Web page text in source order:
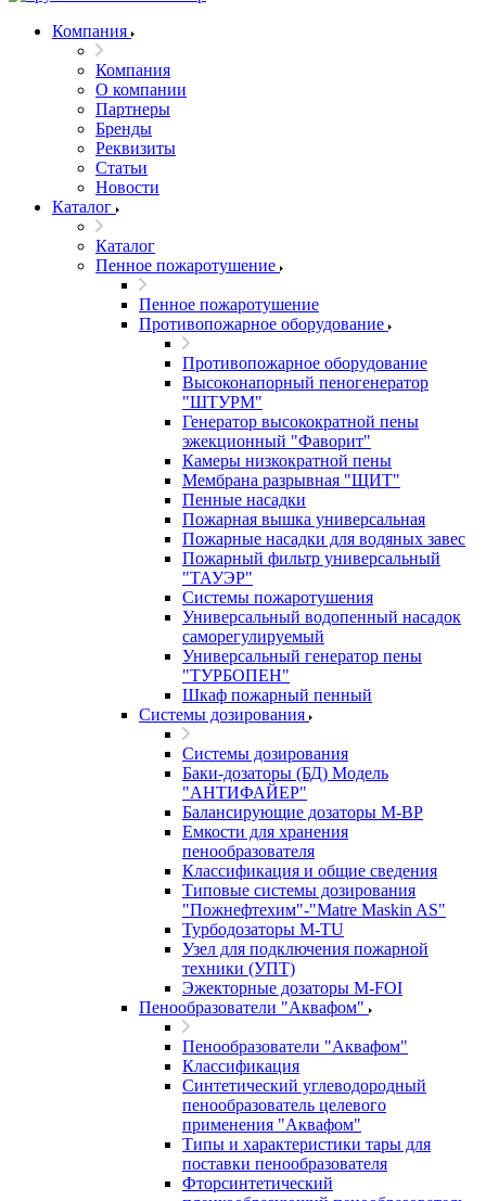
Компания
Компания
О компании
Партнеры
Бренды
Реквизиты
Статьи
Новости
Каталог
Каталог
Пенное пожаротушение
Пенное пожаротушение
Противопожарное оборудование
Противопожарное оборудование
Высоконапорный пеногенератор
"ШТУРМ"
Генератор высокократной пены
эжекционный "Фаворит"
Камеры низкократной пены
Мембрана разрывная "ЩИТ"
Пенные насадки
Пожарная вышка универсальная
Пожарные насадки для водяных завес
Пожарный фильтр универсальный
"ТАУЭР"
Системы пожаротушения
Универсальный водопенный насадок
саморегулируемый
Универсальный генератор пены
"ТУРБОПЕН"
Шкаф пожарный пенный
Системы дозирования
Системы дозирования
Баки-дозаторы (БД) Модель
"АНТИФАЙЕР"
Балансирующие дозаторы M-BP
Емкости для хранения
пенообразователя
Классификация и общие сведения
Типовые системы дозирования
"Пожнефтехим"-"Matre Maskin AS"
Турбодозаторы M-TU
Узел для подключения пожарной
техники (УПТ)
Эжекторные дозаторы М-FOI
Пенообразователи "Аквафом"
Пенообразователи "Аквафом"
Классификация
Синтетический углеводородный
пенообразователь целевого
применения "Аквафом"
Типы и характеристики тары для
поставки пенообразователя
Фторсинтетический